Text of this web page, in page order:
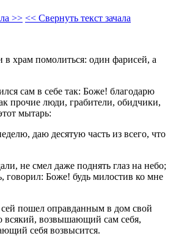
>> << Свернуть текст зачала
в храм помолиться: один фарисей, а
сам в себе так: Боже! благодарю
прочие люди, грабители, обидчики,
мытарь:
даю десятую часть из всего, что
не смел даже поднять глаз на небо;
говорил: Боже! будь милостив ко мне
пошел оправданным в дом свой
всякий, возвышающий сам себя,
себя возвысится.